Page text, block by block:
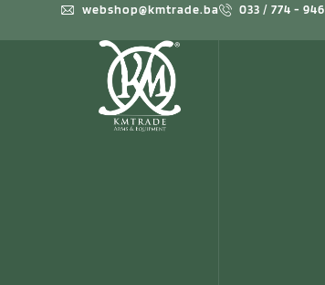
webshop@kmtrade.ba 033 / 774 - 946